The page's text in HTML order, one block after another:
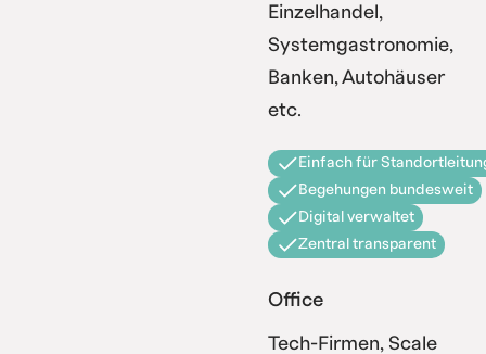
Einzelhandel,
Systemgastronomie,
Banken, Autohäuser
etc.
Einfach für
Begehungen bundesweit
Digital verwaltet
Zentral transparent
Office
Tech-Firmen, Scale